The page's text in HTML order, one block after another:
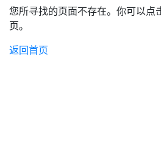
您所寻找的页面不存在。你可以点
页。
返回首页